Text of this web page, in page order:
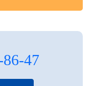
47